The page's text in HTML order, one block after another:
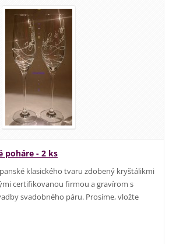
poháre - 2 ks
klasického tvaru zdobený kryštálikmi
certifikovanou firmou a gravírom s
svadobného páru. Prosíme, vložte